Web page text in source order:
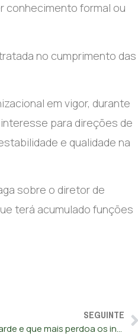
conhecimento formal ou
no cumprimento das
em vigor, durante
para direções de
e qualidade na
sobre o diretor de
terá acumulado funções
SEGUINTE
Portugal é o país da UE que mais arde e que mais perdoa os incendiários